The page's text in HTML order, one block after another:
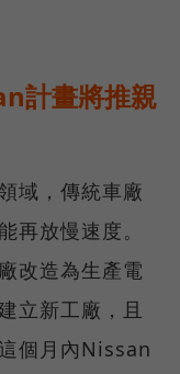
計畫將推親
域，傳統車廠
再放慢速度。
改造為生產電
立新工廠，且
個月內Nissan